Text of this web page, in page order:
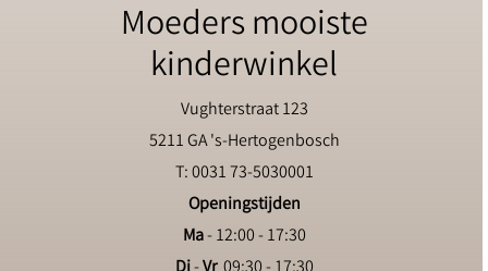
Moeders mooiste
kinderwinkel
Vughterstraat 123
5211 GA 's-Hertogenbosch
T: 0031 73-5030001
Openingstijden
Ma- 12:00 - 17:30